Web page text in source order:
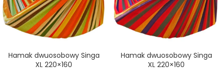
Hamak dwuosobowy Singa
XL 220×160
Hamak dwuosobowy Singa
XL 220×160